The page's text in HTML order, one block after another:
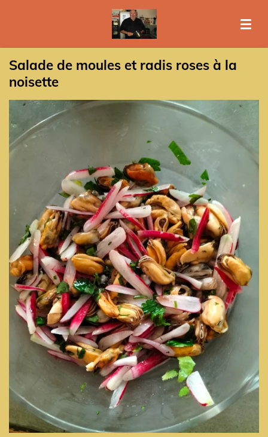
principal
Salade de moules et radis roses à la
noisette